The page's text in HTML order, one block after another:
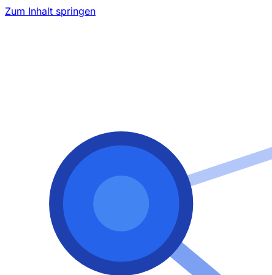
Zum Inhalt springen